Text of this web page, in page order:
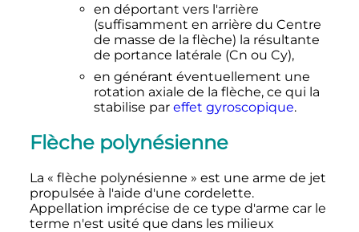
en déportant vers l'arrière
(suffisamment en arrière du Centre
de masse de la flèche) la résultante
de portance latérale (Cn ou Cy),
en générant éventuellement une
rotation axiale de la flèche, ce qui la
stabilise par effet gyroscopique.
Flèche polynésienne
La « flèche polynésienne » est une arme de jet
propulsée à l'aide d'une cordelette.
Appellation imprécise de ce type d'arme car le
terme n'est usité que dans les milieux